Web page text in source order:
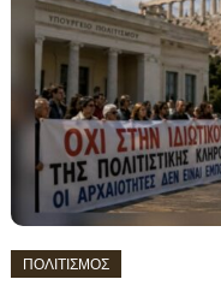
ΠΟΛΙΤΙΣΜΟΣ